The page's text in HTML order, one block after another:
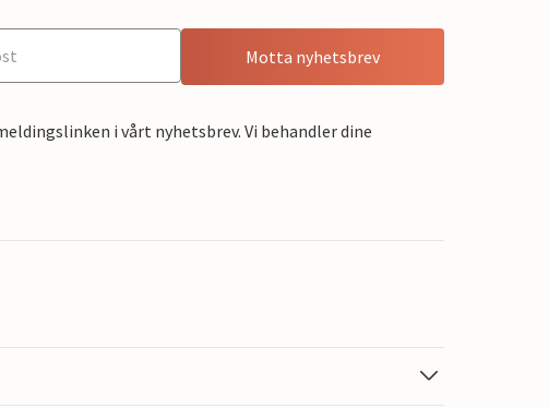
Motta nyhetsbrev
i vårt nyhetsbrev. Vi behandler dine